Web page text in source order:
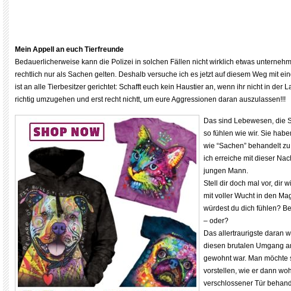
Mein Appell an euch Tierfreunde
Bedauerlicherweise kann die Polizei in solchen Fällen nicht wirklich etwas
rechtlich nur als Sachen gelten. Deshalb versuche ich es jetzt auf diesem Weg mit
ist an alle Tierbesitzer gerichtet: Schafft euch kein Haustier an, wenn ihr nicht in der
richtig umzugehen und erst recht nichtt, um eure Aggressionen daran auszulassen!!!
Das sind Lebewesen, die
so fühlen wie wir. Sie
wie “Sachen” behandelt
ich erreiche mit dieser
jungen Mann.
Stell dir doch mal vor, dir
mit voller Wucht in den
würdest du dich fühlen?
– oder?
Das allertraurigste daran
diesen brutalen Umgang
gewohnt war. Man möchte
vorstellen, wie er dann
verschlossener Tür